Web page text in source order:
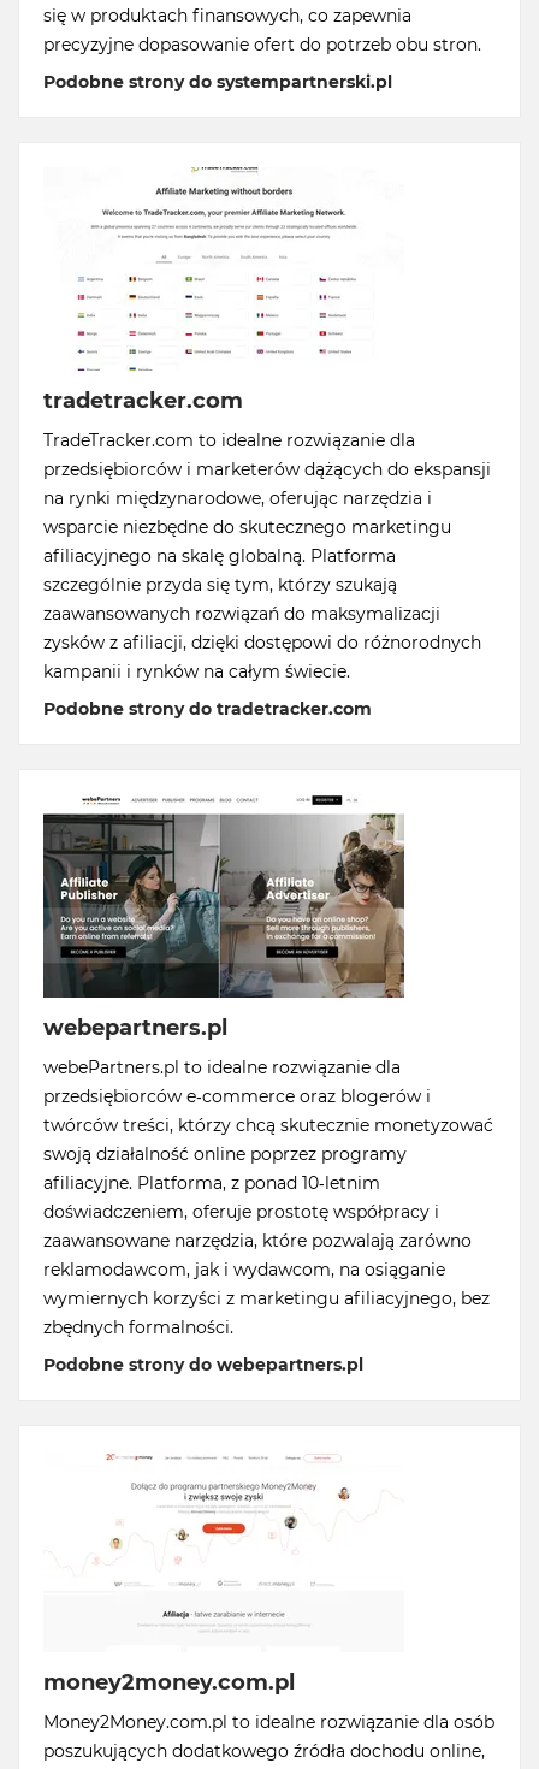
się w produktach finansowych, co zapewnia
precyzyjne dopasowanie ofert do potrzeb obu stron.
Podobne strony do systempartnerski.pl
tradetracker.com
TradeTracker.com to idealne rozwiązanie dla
przedsiębiorców i marketerów dążących do ekspansji
na rynki międzynarodowe, oferując narzędzia i
wsparcie niezbędne do skutecznego marketingu
afiliacyjnego na skalę globalną. Platforma
szczególnie przyda się tym, którzy szukają
zaawansowanych rozwiązań do maksymalizacji
zysków z afiliacji, dzięki dostępowi do różnorodnych
kampanii i rynków na całym świecie.
Podobne strony do tradetracker.com
webepartners.pl
webePartners.pl to idealne rozwiązanie dla
przedsiębiorców e-commerce oraz blogerów i
twórców treści, którzy chcą skutecznie monetyzować
swoją działalność online poprzez programy
afiliacyjne. Platforma, z ponad 10-letnim
doświadczeniem, oferuje prostotę współpracy i
zaawansowane narzędzia, które pozwalają zarówno
reklamodawcom, jak i wydawcom, na osiąganie
wymiernych korzyści z marketingu afiliacyjnego, bez
zbędnych formalności.
Podobne strony do webepartners.pl
money2money.com.pl
Money2Money.com.pl to idealne rozwiązanie dla osób
poszukujących dodatkowego źródła dochodu online,